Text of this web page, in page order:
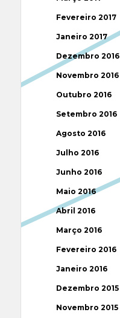
Fevereiro 2017
Janeiro 2017
Dezembro 2016
Novembro 2016
Outubro 2016
Setembro 2016
Agosto 2016
Julho 2016
Junho 2016
Maio 2016
Abril 2016
Março 2016
Fevereiro 2016
Janeiro 2016
Dezembro 2015
Novembro 2015